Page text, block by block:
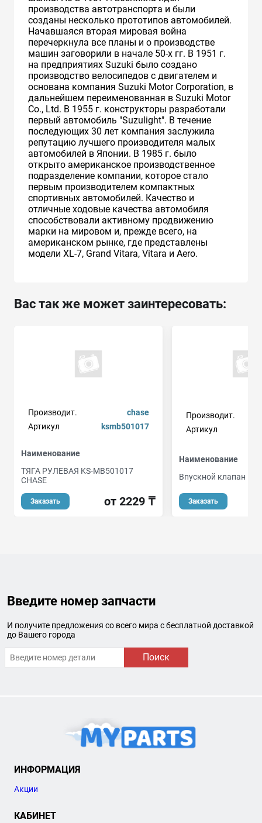
производства автотранспорта и были
созданы несколько прототипов автомобилей.
Начавшаяся вторая мировая война
перечеркнула все планы и о производстве
машин заговорили в начале 50-х гг. В 1951 г.
на предприятиях Suzuki было создано
производство велосипедов с двигателем и
основана компания Suzuki Motor Corporation, в
дальнейшем переименованная в Suzuki Motor
Co., Ltd. В 1955 г. конструкторы разработали
первый автомобиль "Suzulight". В течение
последующих 30 лет компания заслужила
репутацию лучшего производителя малых
автомобилей в Японии. В 1985 г. было
открыто американское производственное
подразделение компании, которое стало
первым производителем компактных
спортивных автомобилей. Качество и
отличные ходовые качества автомобиля
способствовали активному продвижению
марки на мировом и, прежде всего, на
американском рынке, где представлены
модели XL-7, Grand Vitara, Vitara и Aero.
Вас так же может заинтересовать:
Производит.
chase
Артикул
ksmb501017
Наименование
ТЯГА РУЛЕВАЯ KS-MB501017
CHASE
Заказать от 2229 ₸
Производит.
Артикул
Наименование
Впускной клапан
Заказать
Введите номер запчасти
И получите предложения со всего мира с бесплатной доставкой
до Вашего города
Поиск
ИНФОРМАЦИЯ
Акции
КАБИНЕТ